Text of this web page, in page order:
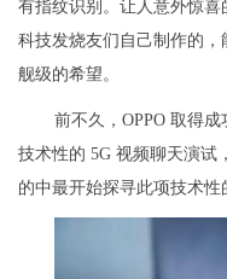
有指纹识别。让人意外惊
科技发烧友们自己制作的
舰级的希望。
前不久，OPPO 取得
技术性的 5G 视频聊天演试
的中最开始探寻此项技术性